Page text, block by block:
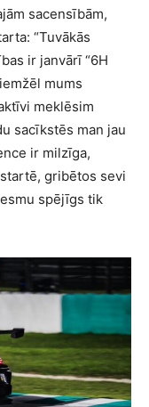
sacensībām,
“Tuvākās
ir janvārī “6H
mums
meklēsim
sacīkstēs man jau
ir milzīga,
gribētos sevi
spējīgs tik